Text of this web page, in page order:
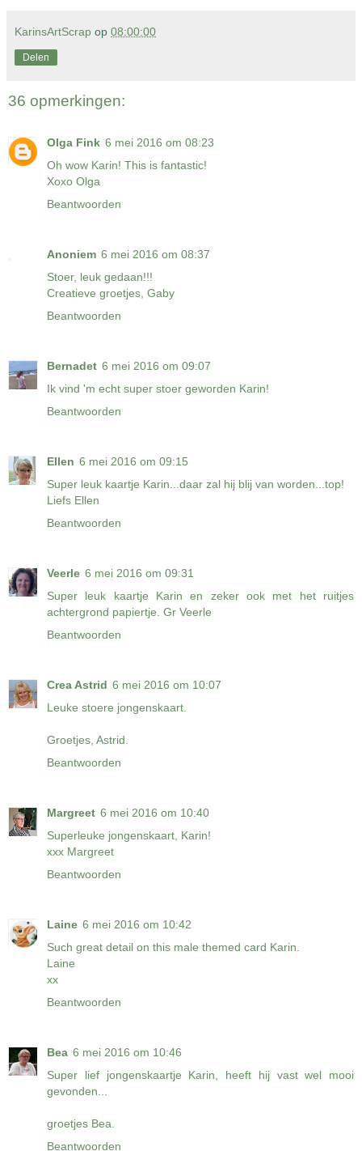
KarinsArtScrap op 08:00:00
Delen
36 opmerkingen:
Olga Fink 6 mei 2016 om 08:23
Oh wow Karin! This is fantastic!
Xoxo Olga
Beantwoorden
Anoniem 6 mei 2016 om 08:37
Stoer, leuk gedaan!!!
Creatieve groetjes, Gaby
Beantwoorden
Bernadet 6 mei 2016 om 09:07
Ik vind 'm echt super stoer geworden Karin!
Beantwoorden
Ellen 6 mei 2016 om 09:15
Super leuk kaartje Karin...daar zal hij blij van worden...top!
Liefs Ellen
Beantwoorden
Veerle 6 mei 2016 om 09:31
Super leuk kaartje Karin en zeker ook met het ruitjes
achtergrond papiertje. Gr Veerle
Beantwoorden
Crea Astrid 6 mei 2016 om 10:07
Leuke stoere jongenskaart.
Groetjes, Astrid.
Beantwoorden
Margreet 6 mei 2016 om 10:40
Superleuke jongenskaart, Karin!
xxx Margreet
Beantwoorden
Laine 6 mei 2016 om 10:42
Such great detail on this male themed card Karin.
Laine
xx
Beantwoorden
Bea 6 mei 2016 om 10:46
Super lief jongenskaartje Karin, heeft hij vast wel mooi
gevonden...
groetjes Bea.
Beantwoorden